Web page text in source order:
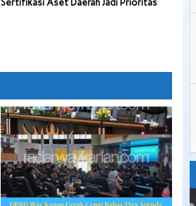
Sertifikasi Aset Daerah Jadi Prioritas